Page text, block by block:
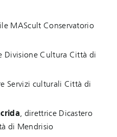
MAScult Conservatorio
Divisione Cultura Città di
Servizi culturali Città di
, direttrice Dicastero
di Mendrisio